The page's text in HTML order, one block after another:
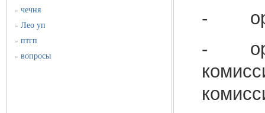
» чечня
» Лео уп
» птгп
» вопросы
-
-